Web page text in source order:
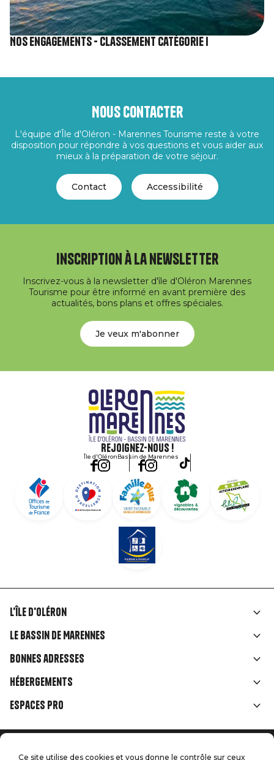
Nos engagements - Classement catégorie I
Nous contacter
L'équipe d'Île d'Oléron - Marennes Tourisme reste à votre
disposition pour répondre à vos questions et vous aider aux
mieux à la préparation de votre séjour.
Contact Accessibilité
Inscription à la newsletter
Inscrivez-vous à la newsletter d'île d'Oléron Marennes
Tourisme pour être informé en avant première des
actualités, bons plans et offres spéciales.
Je veux m'abonner
Rejoignez-nous !
Île d'OléronBassin de Marennes
Liens
rubriques
L'île d'Oléron
Le Bassin de Marennes
Bonnes adresses
Hébergements
Espaces Pro
Accueil
Ce site utilise des cookies et vous donne le contrôle sur ceux